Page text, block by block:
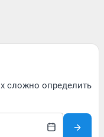
сложно определить